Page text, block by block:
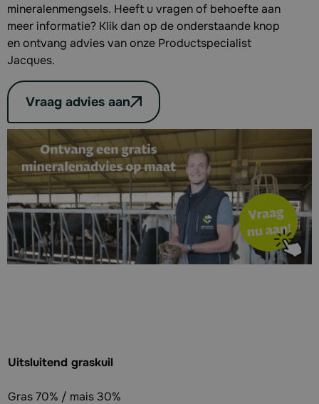
mineralenmengsels. Heeft u vragen of behoefte aan
meer informatie? Klik dan op de onderstaande knop
en ontvang advies van onze Productspecialist
Jacques.
Vraag advies aan
Uitsluitend graskuil
Gras 70% / mais 30%